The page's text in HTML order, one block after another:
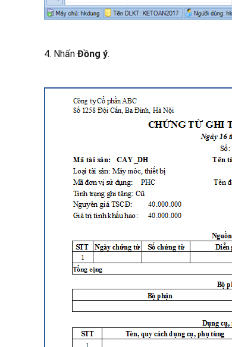
4. Nhấn Đồng ý.